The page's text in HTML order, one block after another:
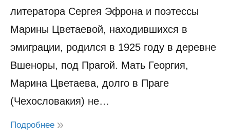
литератора Сергея Эфрона и поэтессы
Марины Цветаевой, находившихся в
эмиграции, родился в 1925 году в деревне
Вшеноры, под Прагой. Мать Георгия,
Марина Цветаева, долго в Праге
(Чехословакия) не…
Подробнее